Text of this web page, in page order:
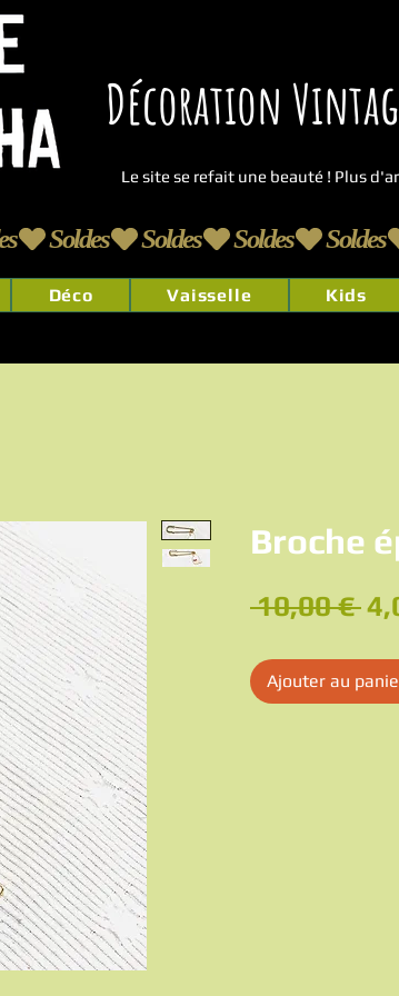
Décoration
Le site se refait une beauté ! Plus
Déco Vaisselle Kids
Broche
10,00 €
Ajouter au